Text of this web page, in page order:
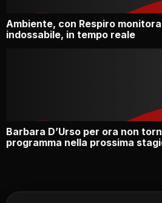
Ambiente, con Respiro
indossabile, in tempo reale
Barbara D’Urso per ora non
programma nella prossima